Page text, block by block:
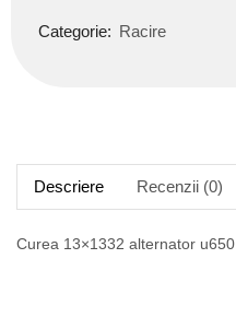
Categorie: Racire
Descriere Recenzii (0)
Curea 13×1332 alternator u650